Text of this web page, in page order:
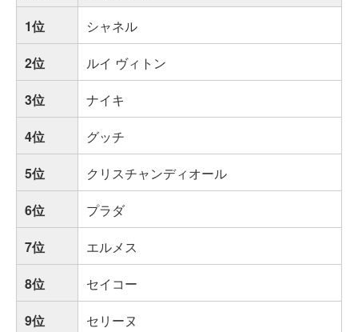
1位
シャネル
2位
ルイ ヴィトン
3位
ナイキ
4位
グッチ
5位
クリスチャンディオール
6位
プラダ
7位
エルメス
8位
セイコー
9位
セリーヌ